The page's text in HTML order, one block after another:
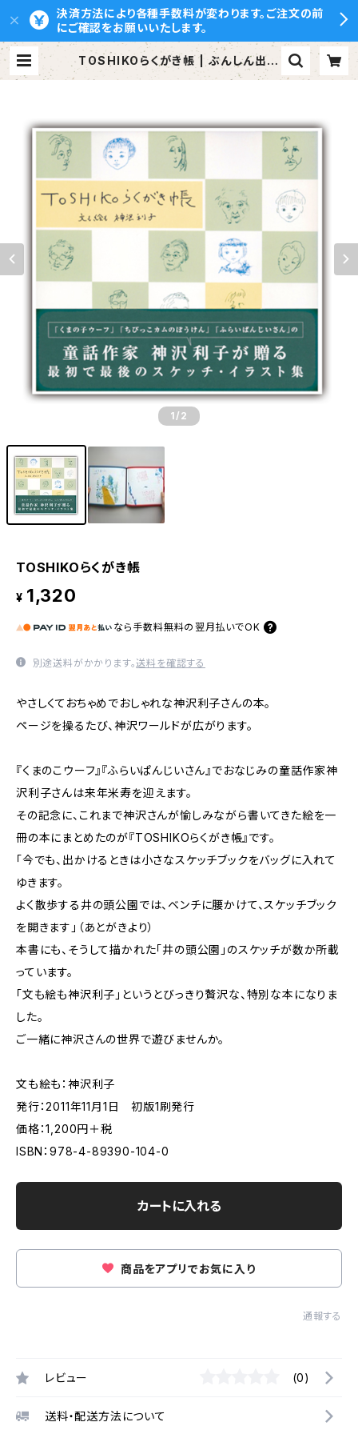
決済方法により各種手数料が変わります。ご注文の前
にご確認をお願いいたします。
TOSHIKOらくがき帳 | ぶんしん出版
（株式会社文伸）
1 /2
TOSHIKOらくがき帳
¥ 1,320
なら 手数料無料の 翌月払いでOK
別途送料がかかります。送料を確認する
やさしくておちゃめでおしゃれな神沢利子さんの本。
ページを操るたび、神沢ワールドが広がります。
『くまのこウーフ』『ふらいぱんじいさん』でおなじみの童話作家神
沢利子さんは来年米寿を迎えます。
その記念に、これまで神沢さんが愉しみながら書いてきた絵を一
冊の本にまとめたのが『TOSHIKOらくがき帳』です。
「今でも、出かけるときは小さなスケッチブックをバッグに入れて
ゆきます。
よく散歩する井の頭公園では、ベンチに腰かけて、スケッチブック
を開きます」（あとがきより）
本書にも、そうして描かれた「井の頭公園」のスケッチが数か所載
っています。
「文も絵も神沢利子」というとびっきり贅沢な、特別な本になりま
した。
ご一緒に神沢さんの世界で遊びませんか。
文も絵も：神沢利子
発行：2011年11月1日 初版1刷発行
価格：1,200円＋税
ISBN：978-4-89390-104-0
カートに入れる
商品をアプリでお気に入り
通報する
レビュー (0)
送料・配送方法について